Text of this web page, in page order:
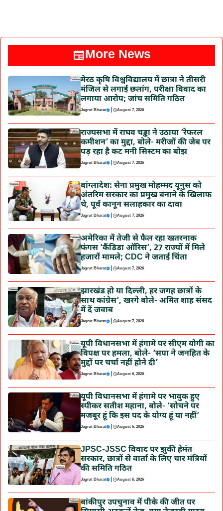
More News
मेरठ कृषि विश्वविद्यालय में छात्रा ने तीसरी
मंजिल से लगाई छलांग, परीक्षा विवाद का
लगाया आरोप; जांच समिति गठित
Jagrut Bharat | August 7, 2026
राज्यसभा में राघव चड्ढा ने उठाया ‘रेफरल
कमीशन’ का मुद्दा, बोले- मरीजों की जेब पर
पड़ रहा है कट मनी सिस्टम का बोझ
Jagrut Bharat | August 7, 2026
बांग्लादेश: सेना प्रमुख मोहम्मद यूनुस को
अंतरिम सरकार का प्रमुख बनाने के खिलाफ
थे, पूर्व कानून सलाहकार का दावा
Jagrut Bharat | August 7, 2026
अमेरिका में तेजी से फैल रहा खतरनाक
फंगस ‘कैंडिडा ऑरिस’, 27 राज्यों में मिले
हजारों मामले; CDC ने जताई चिंता
Jagrut Bharat | August 7, 2026
झारखंड हो या दिल्ली, हर जगह छात्रों के
साथ कांग्रेस’, खरगे बोले- अमित शाह संसद
में दें जवाब
Jagrut Bharat | August 7, 2026
यूपी विधानसभा में हंगामे पर सीएम योगी का
विपक्ष पर हमला, बोले- ‘सपा ने जनहित के
मुद्दों पर चर्चा नहीं होने दी’
Jagrut Bharat | August 6, 2026
यूपी विधानसभा में हंगामे पर भावुक हुए
स्पीकर सतीश महाना, बोले- ‘सोचने पर
मजबूर हूं कि इस पद के योग्य हूं या नहीं’
Jagrut Bharat | August 6, 2026
JPSC-JSSC विवाद पर झुकी हेमंत
सरकार, छात्रों से वार्ता के लिए चार मंत्रियों
की समिति गठित
Jagrut Bharat | August 6, 2026
बांकीपुर उपचुनाव में पीके की जीत पर